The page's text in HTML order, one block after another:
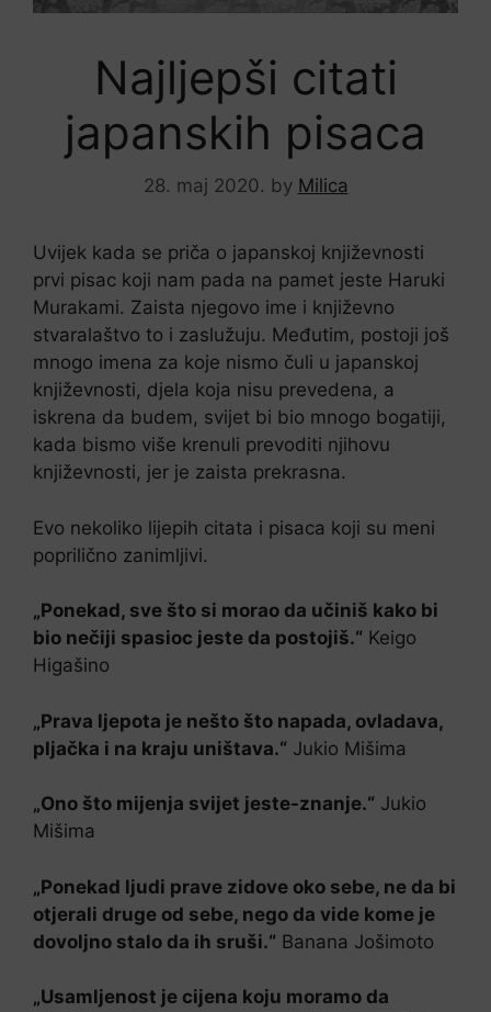
Najljepši citati
japanskih pisaca
28. maj 2020. by Milica
Uvijek kada se priča o japanskoj književnosti
prvi pisac koji nam pada na pamet jeste Haruki
Murakami. Zaista njegovo ime i književno
stvaralaštvo to i zaslužuju. Međutim, postoji još
mnogo imena za koje nismo čuli u japanskoj
književnosti, djela koja nisu prevedena, a
iskrena da budem, svijet bi bio mnogo bogatiji,
kada bismo više krenuli prevoditi njihovu
književnosti, jer je zaista prekrasna.
Evo nekoliko lijepih citata i pisaca koji su meni
poprilično zanimljivi.
„Ponekad, sve što si morao da učiniš kako bi
bio nečiji spasioc jeste da postojiš.“ Keigo
Higašino
„Prava ljepota je nešto što napada, ovladava,
pljačka i na kraju uništava.“ Jukio Mišima
„Ono što mijenja svijet jeste-znanje.“ Jukio
Mišima
„Ponekad ljudi prave zidove oko sebe, ne da bi
otjerali druge od sebe, nego da vide kome je
dovoljno stalo da ih sruši.“ Banana Jošimoto
„Usamljenost je cijena koju moramo da